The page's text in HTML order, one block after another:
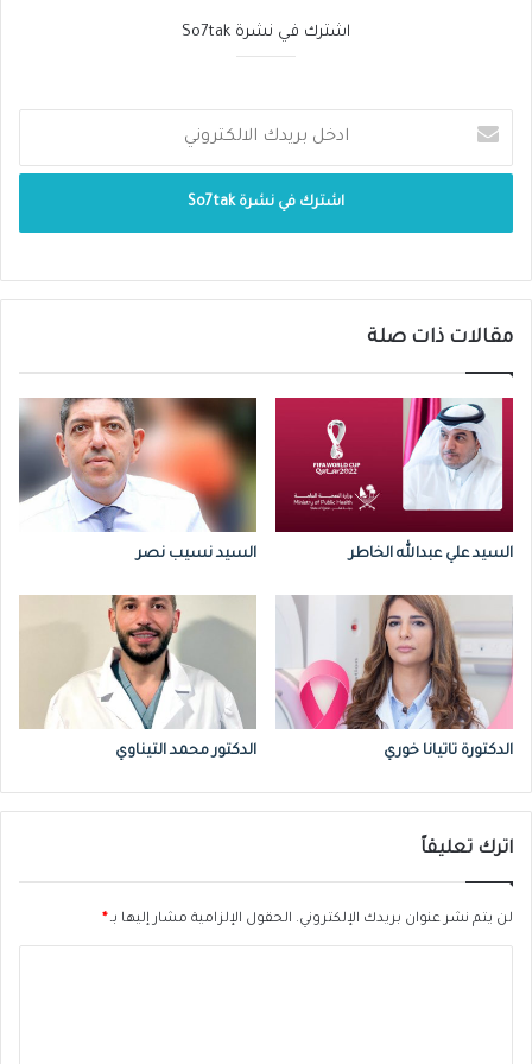
بعد على بدء جائحة كورونا،
تقيّمون تأثيرات هذا الفيروس المستقبلية على
عموما وعلى الرئتين
في الواقع، ومن خلال ما شهدناه خلال عام على
بدء الجائحة، فإن التأثيرات تعتبر بالغة وشديدة
حيث يعاني مرضى فيروس كورونا المستجد من
إلتهابات رئوية لاسيما في الحالات المتقدمة وهو
ما يعتبر السبب الرئيسي للوفاة لأن هذا الإلتهاب
يؤدي إلى هبوط حاد في نسبة الأكسدة في الدم
وينتج عنه تجلطات وإلتهابات في الشرايين
الرئة وبالتالي تقلّل أكثر من نسبة الأوكسجين في
الدم.
لاحظنا كذلك إمكانية حدوث تجلطات في القلب
تجلطات دماغية يمكن أن تتسبّب في حدوث
سكتة دماغية وفالج
شأنها أن تزيد من نسبة الوفيات مقارنة مع
اشترك في نشرة So7tak
مقالات ذات صلة
السيد علي عبدالله الخاطر السيد نسيب نصر
الدكتورة تاتيانا خوري الدكتور محمد التيناوي
اترك تعليقاً
لن يتم نشر عنوان بريدك الإلكتروني. الحقول الإلزامية مشار إليها بـ*